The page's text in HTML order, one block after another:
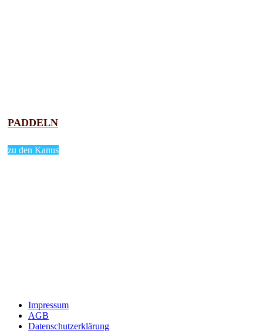
PADDELN
zu den Kanus
Impressum
AGB
Datenschutzerklärung